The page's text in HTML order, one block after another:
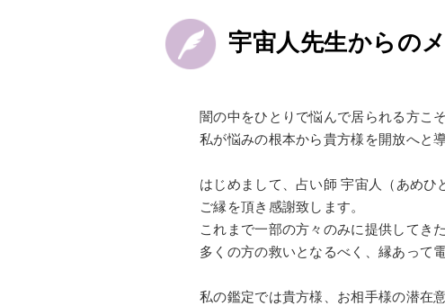
宇宙人先生からの
闇の中をひとりで悩んで居られる方こ
私が悩みの根本から貴方様を開放へと導
はじめまして、占い師 宇宙人（あめひ
ご縁を頂き感謝致します。
これまで一部の方々のみに提供してき
多くの方の救いとなるべく、縁あって
私の鑑定では貴方様、お相手様の潜在